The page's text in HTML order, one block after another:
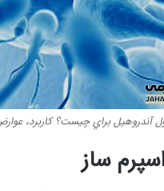
آندروهيل براي چيست؟ کاربرد،
ساز